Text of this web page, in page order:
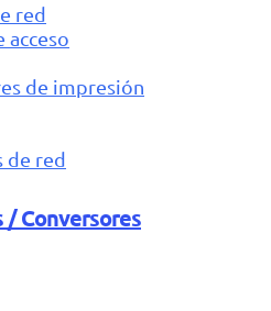
red
acceso
de impresión
de red
Conversores